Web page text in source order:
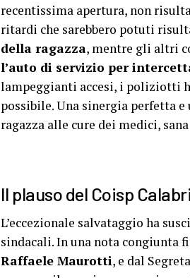
recentissima apertura, non
ritardi che sarebbero potuti
della ragazza, mentre gli altri
l’auto di servizio per
lampeggianti accesi, i poliziotti
possibile. Una sinergia perfetta e
ragazza alle cure dei medici, sana
Il plauso del Coisp
L’eccezionale salvataggio ha
sindacali. In una nota congiunta
Raffaele Maurotti, e dal